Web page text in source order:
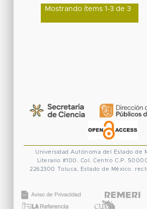
Mostrando ítems 1-3 de 3
Universidad Autónoma del Estado de
Literario #100. Col. Centro C.P.
2262300 Toluca, Estado de México.